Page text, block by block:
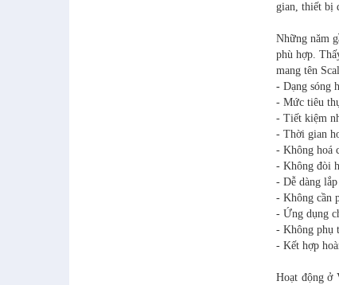
gian, thiết bị
Những năm
phù hợp.
mang tên
- Dạng sóng
- Mức tiêu
- Tiết kiệm
- Thời gian
- Không hoá
- Không đòi
- Dễ dàng
- Không cần
- Ứng dụng
- Không phụ
- Kết hợp
Hoạt động ở